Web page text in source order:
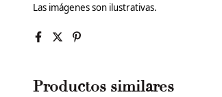
Las imágenes son ilustrativas.
Productos similares